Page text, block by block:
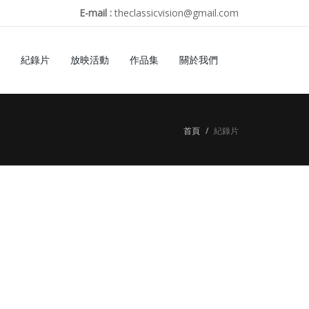
E-mail :theclassicvision@gmail.com
紀錄片 放映活動 作品集 關於我們
首頁 紀錄片